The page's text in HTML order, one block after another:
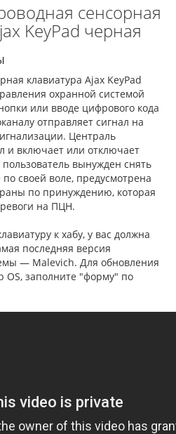
сенсорная
KeyPad черная
клавиатура Ajax KeyPad
охранной системой
или вводе цифрового кода
отправляет сигнал на
Централь
и включает или отключает
вынужден снять
своей воле, предусмотрена
по принуждению, которая
на ПЦН.
к хабу, у вас должна
последняя версия
— Malevich. Для обновления
OS, заполните "форму" по